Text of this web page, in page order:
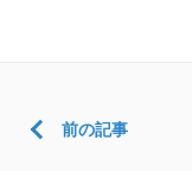
前の記事